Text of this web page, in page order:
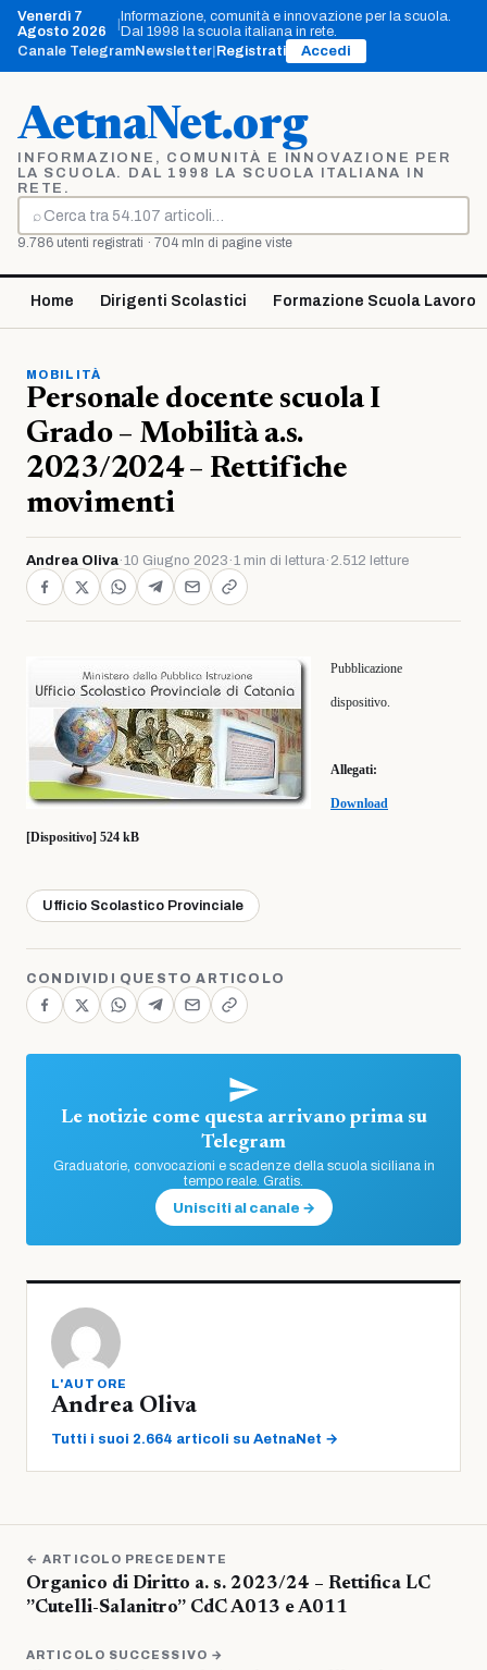
Vai
contenuto
Venerdì 7
Agosto 2026
Informazione, comunità e innovazione per la scuola.
Dal 1998 la scuola italiana in rete.
Canale TelegramNewsletter Registrati Accedi
AetnaNet.org
INFORMAZIONE, COMUNITÀ E INNOVAZIONE PER
LA SCUOLA. DAL 1998 LA SCUOLA ITALIANA IN
RETE.
⌕
Cerca
9.786 utenti registrati · 704 mln di pagine viste
Home Dirigenti Scolastici Formazione Scuola Lavoro
MOBILITÀ
Personale docente scuola I
Grado – Mobilità a.s.
2023/2024 – Rettifiche
movimenti
Andrea Oliva·10 Giugno 2023 ·1 min di lettura· 2.512 letture
Pubblicazione
dispositivo.
Allegati:
Download
[Dispositivo] 524 kB
Ufficio Scolastico Provinciale
CONDIVIDI QUESTO ARTICOLO
Le notizie come questa arrivano prima su
Telegram
Graduatorie, convocazioni e scadenze della scuola siciliana in
tempo reale. Gratis.
Unisciti al canale →
L'AUTORE
Andrea Oliva
Tutti i suoi 2.664 articoli su AetnaNet →
← ARTICOLO PRECEDENTE
Organico di Diritto a. s. 2023/24 – Rettifica LC
”Cutelli-Salanitro” CdC A013 e A011
ARTICOLO SUCCESSIVO →